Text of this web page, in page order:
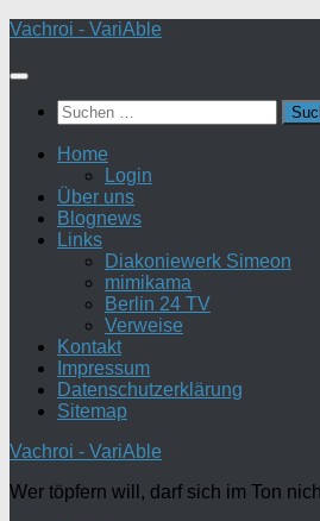
Zum
springen
Vachroi - VariAble
Suchen
nach:
Home
Login
Über uns
Blognews
Links
Diakoniewerk Simeon
mimikama
Berlin 24 TV
Verweise
Kontakt
Impressum
Datenschutzerklärung
Sitemap
Vachroi - VariAble
Wer töpfern will, darf sich im Ton